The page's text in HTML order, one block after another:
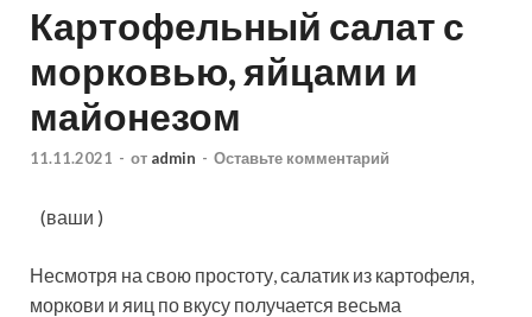
Картофельный салат с
морковью, яйцами и
майонезом
11.11.2021 - от admin - Оставьте комментарий
(ваши )
Несмотря на свою простоту, салатик из картофеля,
моркови и яиц по вкусу получается весьма